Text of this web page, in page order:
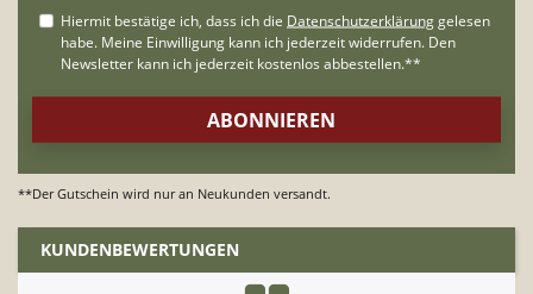
**Der Gutschein wird nur an Neukunden versandt.
KUNDENBEWERTUNGEN